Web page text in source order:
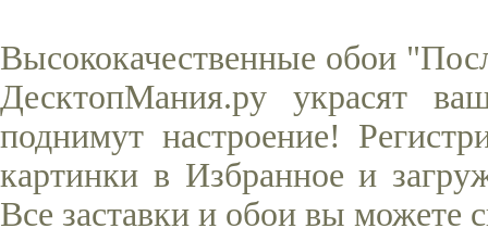
Высококачественные обои
ДесктопМания.ру украсят
поднимут настроение!
картинки в Избранное и
Все заставки и обои вы можете